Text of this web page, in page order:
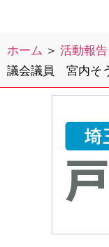
ホーム ＞ 活動報告
議会議員 宮内そ